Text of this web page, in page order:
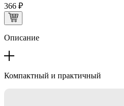
366 ₽
Описание
Компактный и практичный